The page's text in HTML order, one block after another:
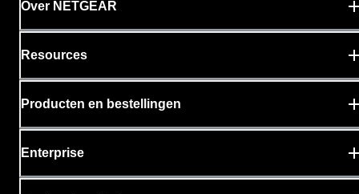
Over NETGEAR
Resources
Producten en bestellingen
Enterprise